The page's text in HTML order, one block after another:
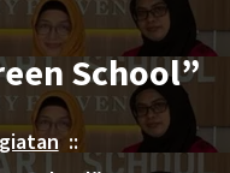
School”
::